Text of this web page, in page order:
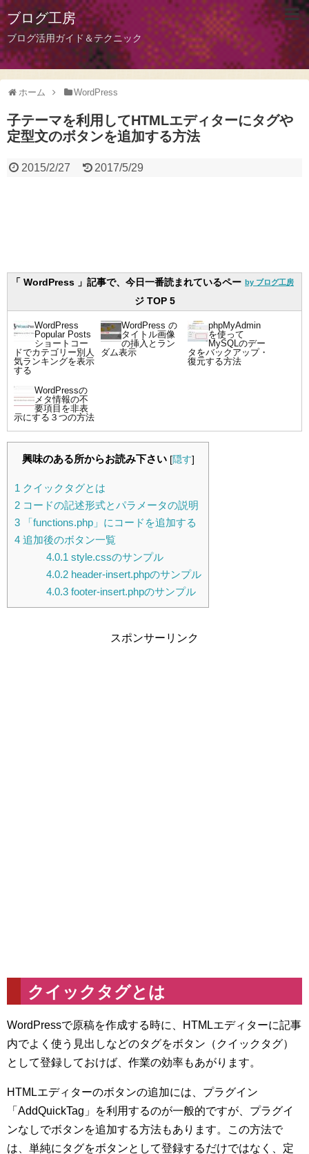
ブログ工房
ブログ活用ガイド＆テクニック
ホーム WordPress
子テーマを利用してHTMLエディターにタグや
定型文のボタンを追加する方法
2015/2/27 2017/5/29
by ブログ工房
「 WordPress 」記事で、今日一番読まれているペー
ジ TOP 5
WordPress
Popular Posts
ショートコー
ドでカテゴリー別人
気ランキングを表示
する
WordPress の
タイトル画像
の挿入とラン
ダム表示
phpMyAdmin
を使って
MySQLのデー
タをバックアップ・
復元する方法
WordPressの
メタ情報の不
要項目を非表
示にする３つの方法
興味のある所からお読み下さい [隠す]
1 クイックタグとは
2 コードの記述形式とパラメータの説明
3 「functions.php」にコードを追加する
4 追加後のボタン一覧
4.0.1 style.cssのサンプル
4.0.2header-insert.phpのサンプル
4.0.3footer-insert.phpのサンプル
スポンサーリンク
クイックタグとは
WordPressで原稿を作成する時に、HTMLエディターに記事
内でよく使う見出しなどのタグをボタン（クイックタグ）
として登録しておけば、作業の効率もあがります。
HTMLエディターのボタンの追加には、プラグイン
「AddQuickTag」を利用するのが一般的ですが、プラグイ
ンなしでボタンを追加する方法もあります。この方法で
は、単純にタグをボタンとして登録するだけではなく、定